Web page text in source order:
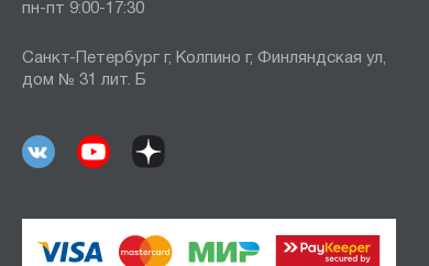
пн-пт 9:00-17:30
Санкт-Петербург г, Колпино г, Финляндская ул,
дом № 31 лит. Б